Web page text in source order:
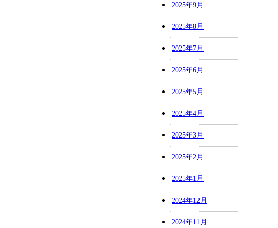
2025年9月
2025年8月
2025年7月
2025年6月
2025年5月
2025年4月
2025年3月
2025年2月
2025年1月
2024年12月
2024年11月